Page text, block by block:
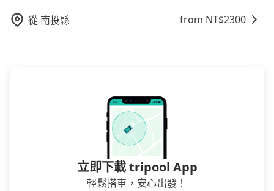
從 南投縣 from NT$2300
立即下載 tripool App
輕鬆搭車，安心出發！